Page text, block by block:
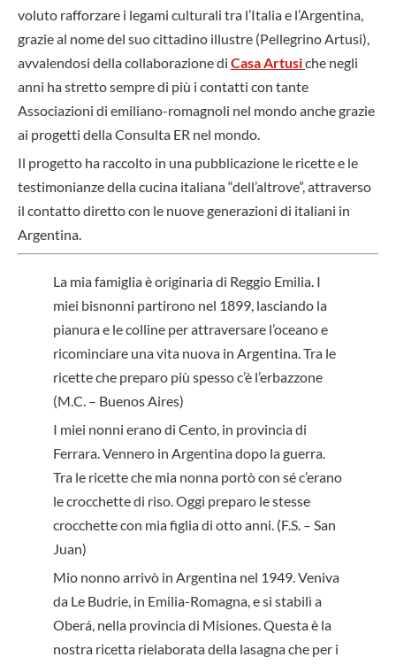
voluto rafforzare i legami culturali tra l’Italia e l’Argentina,
grazie al nome del suo cittadino illustre (Pellegrino Artusi),
avvalendosi della collaborazione di Casa Artusiche negli
anni ha stretto sempre di più i contatti con tante
Associazioni di emiliano-romagnoli nel mondo anche grazie
ai progetti della Consulta ER nel mondo.
Il progetto ha raccolto in una pubblicazione le ricette e le
testimonianze della cucina italiana “dell’altrove”, attraverso
il contatto diretto con le nuove generazioni di italiani in
Argentina.
La mia famiglia è originaria di Reggio Emilia. I
miei bisnonni partirono nel 1899, lasciando la
pianura e le colline per attraversare l’oceano e
ricominciare una vita nuova in Argentina. Tra le
ricette che preparo più spesso c’è l’erbazzone
(M.C. – Buenos Aires)
I miei nonni erano di Cento, in provincia di
Ferrara. Vennero in Argentina dopo la guerra.
Tra le ricette che mia nonna portò con sé c’erano
le crocchette di riso. Oggi preparo le stesse
crocchette con mia figlia di otto anni. (F.S. – San
Juan)
Mio nonno arrivò in Argentina nel 1949. Veniva
da Le Budrie, in Emilia-Romagna, e si stabilì a
Oberá, nella provincia di Misiones. Questa è la
nostra ricetta rielaborata della lasagna che per i